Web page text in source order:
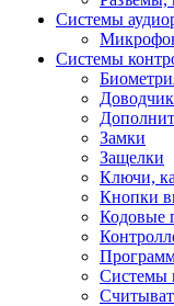
Системы
Системы
Замки
Защелки
Ключи,
Кнопки
Кодовые
Системы